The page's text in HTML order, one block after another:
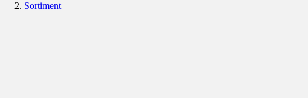
Sortiment